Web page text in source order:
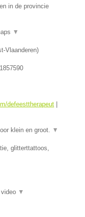
in de provincie
▼
Vlaanderen)
defeesttherapeut |
klein en groot. ▼
glitterttattoos,
▼